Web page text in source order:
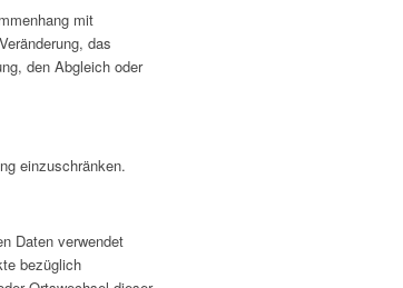
mit
das
den Abgleich oder
einzuschränken.
Daten verwendet
bezüglich